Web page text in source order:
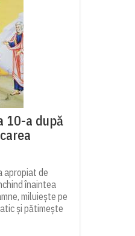
10-a după
apropiat de
înaintea
miluiește pe
și pătimește